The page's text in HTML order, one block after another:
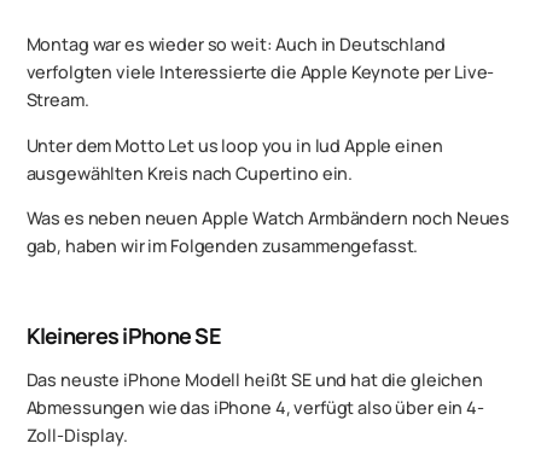
Montag war es wieder so weit: Auch in Deutschland
verfolgten viele Interessierte die Apple Keynote per Live-
Stream.
Unter dem Motto Let us loop you in lud Apple einen
ausgewählten Kreis nach Cupertino ein.
Was es neben neuen Apple Watch Armbändern noch Neues
gab, haben wir im Folgenden zusammengefasst.
Kleineres iPhone SE
Das neuste iPhone Modell heißt SE und hat die gleichen
Abmessungen wie das iPhone 4, verfügt also über ein 4-
Zoll-Display.